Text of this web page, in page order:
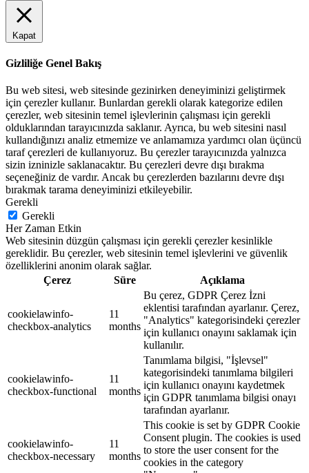
Kapat
Gizliliğe Genel Bakış
Bu web sitesi, web sitesinde gezinirken deneyiminizi geliştirmek
için çerezler kullanır. Bunlardan gerekli olarak kategorize edilen
çerezler, web sitesinin temel işlevlerinin çalışması için gerekli
olduklarından tarayıcınızda saklanır. Ayrıca, bu web sitesini nasıl
kullandığınızı analiz etmemize ve anlamamıza yardımcı olan üçüncü
taraf çerezleri de kullanıyoruz. Bu çerezler tarayıcınızda yalnızca
sizin izninizle saklanacaktır. Bu çerezleri devre dışı bırakma
seçeneğiniz de vardır. Ancak bu çerezlerden bazılarını devre dışı
bırakmak tarama deneyiminizi etkileyebilir.
Gerekli
Gerekli
Her Zaman Etkin
Web sitesinin düzgün çalışması için gerekli çerezler kesinlikle
gereklidir. Bu çerezler, web sitesinin temel işlevlerini ve güvenlik
özelliklerini anonim olarak sağlar.
Çerez
Süre Açıklama
cookielawinfo-
checkbox-analytics
11
months
Bu çerez, GDPR Çerez İzni
eklentisi tarafından ayarlanır. Çerez,
"Analytics" kategorisindeki çerezler
için kullanıcı onayını saklamak için
kullanılır.
cookielawinfo-
checkbox-functional
11
months
Tanımlama bilgisi, "İşlevsel"
kategorisindeki tanımlama bilgileri
için kullanıcı onayını kaydetmek
için GDPR tanımlama bilgisi onayı
tarafından ayarlanır.
cookielawinfo-
checkbox-necessary
11
months
This cookie is set by GDPR Cookie
Consent plugin. The cookies is used
to store the user consent for the
cookies in the category